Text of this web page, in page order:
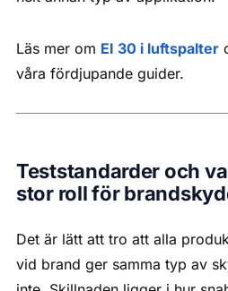
Läs mer om EI 30 i luftspalter
våra fördjupande guider.
Teststandarder och
stor roll för
Det är lätt att tro att alla
vid brand ger samma typ av